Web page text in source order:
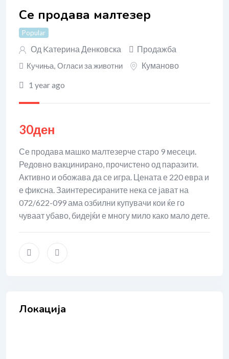
Се продава малтезер
Popular
Од Kатерина Денковска Продажба
Кучиња, Огласи за животни
Куманово
1 year ago
30ден
Се продава машко малтезерче старо 9 месеци.
Редовно вакцинирано, прочистено од паразити.
Активно и обожава да се игра. Цената е 220 евра и
е фиксна. Заинтересираните нека се јават на
072/622-099 ама озбилни купувачи кои ќе го
чуваат убаво, бидејќи е многу мило како мало дете.
Локација